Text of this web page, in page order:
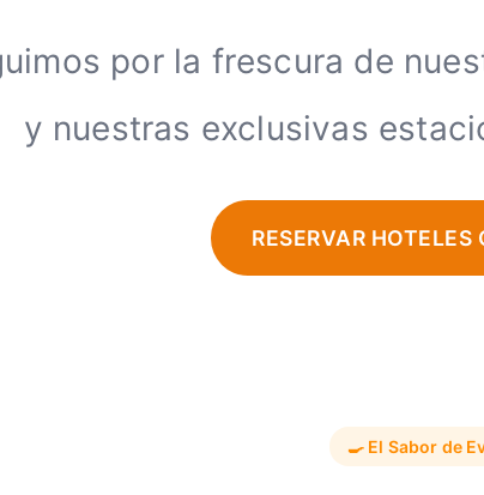
por la frescura de
y nuestras exclusivas
RESERVAR HOTELES
🍳 El Sabor de